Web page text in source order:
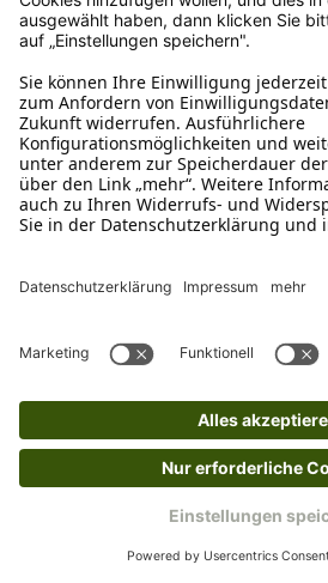
Sofort verfügbar, Lieferzeit: 1-3 Tage
Ins Körbchen